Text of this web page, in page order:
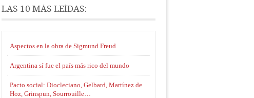
LAS 10 MÁS LEÍDAS:
Aspectos en la obra de Sigmund Freud
Argentina sí fue el país más rico del mundo
Pacto social: Diocleciano, Gelbard, Martínez de
Hoz, Grinspun, Sourrouille…